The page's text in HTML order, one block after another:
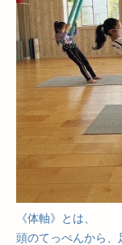
《体軸》とは、
頭のてっぺんから、